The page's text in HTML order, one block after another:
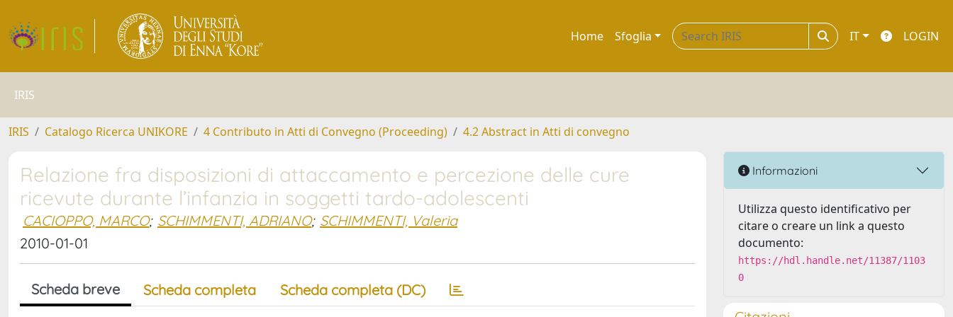
Home Sfoglia IT LOGIN
IRIS
IRIS Catalogo Ricerca UNIKORE 4 Contributo in Atti di Convegno (Proceeding) 4.2 Abstract in Atti di convegno
Relazione fra disposizioni di attaccamento e percezione delle cure
ricevute durante l’infanzia in soggetti tardo-adolescenti
CACIOPPO, MARCO; SCHIMMENTI, ADRIANO; SCHIMMENTI, Valeria
2010-01-01
Scheda breve Scheda completa Scheda completa (DC)
Informazioni
Utilizza questo identificativo per
citare o creare un link a questo
documento:
https://hdl.handle.net/11387/1103
0